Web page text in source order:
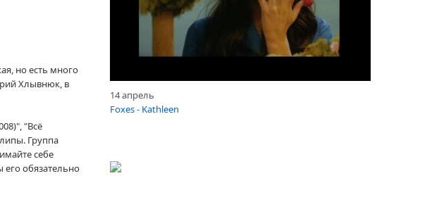
но есть много
Хлывнюк, в
"Всё
Группа
себе
его обязательно
14 апрель
Foxes - Kathleen